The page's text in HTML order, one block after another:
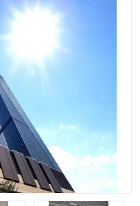
深圳湾科技生态园
宝安中心区
福田车公庙
南山南油
罗湖区
西乡